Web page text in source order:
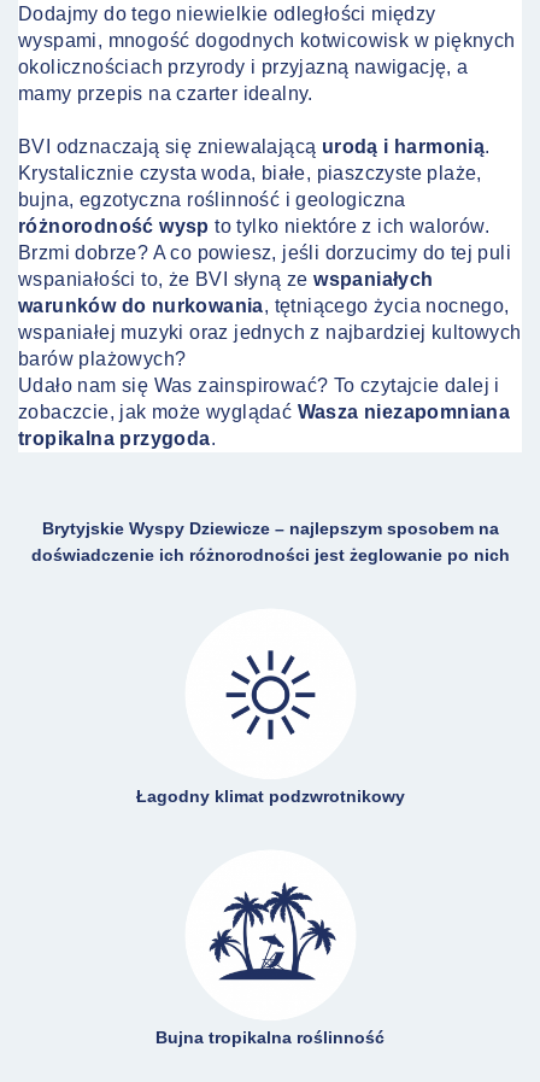
Dodajmy do tego niewielkie odległości między
wyspami, mnogość dogodnych kotwicowisk w pięknych
okolicznościach przyrody i przyjazną nawigację, a
mamy przepis na czarter idealny.
BVI odznaczają się zniewalającą urodą i harmonią.
Krystalicznie czysta woda, białe, piaszczyste plaże,
bujna, egzotyczna roślinność i geologiczna
różnorodność wyspto tylko niektóre z ich walorów.
Brzmi dobrze? A co powiesz, jeśli dorzucimy do tej puli
wspaniałości to, że BVI słyną zewspaniałych
warunków do nurkowania, tętniącego życia nocnego,
wspaniałej muzyki oraz jednych z najbardziej kultowych
barów plażowych?
Udało nam się Was zainspirować? To czytajcie dalej i
zobaczcie, jak może wyglądać Wasza niezapomniana
tropikalna przygoda.
Brytyjskie Wyspy Dziewicze – najlepszym sposobem na
doświadczenie ich różnorodności jest żeglowanie po nich
Łagodny klimat podzwrotnikowy
Bujna tropikalna roślinność